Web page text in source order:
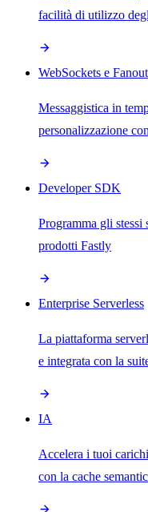
facilità di utilizzo
WebSockets e Fanout
Messaggistica in
personalizzazione
Developer SDK
Programma gli
prodotti Fastly
Enterprise Serverless
La piattaforma
e integrata con la
IA
Accelera i tuoi
con la cache